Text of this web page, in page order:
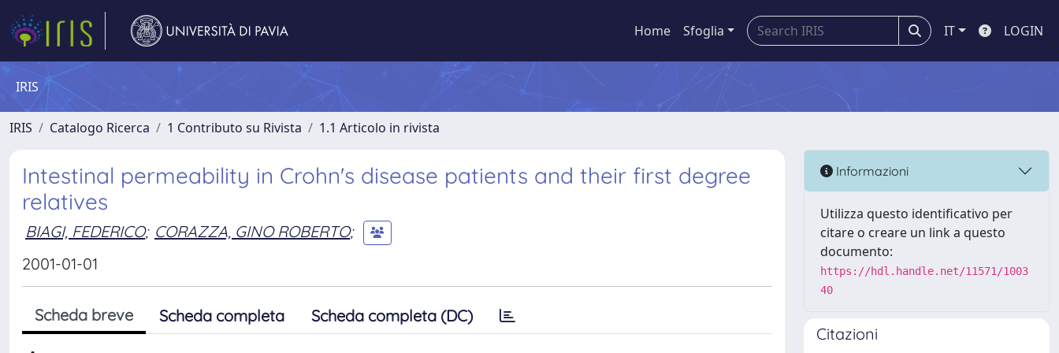
Home Sfoglia IT LOGIN
IRIS
IRIS Catalogo Ricerca 1 Contributo su Rivista 1.1 Articolo in rivista
Intestinal permeability in Crohn's disease patients and their first degree
relatives
BIAGI, FEDERICO; CORAZZA, GINO ROBERTO;
2001-01-01
Scheda breve Scheda completa Scheda completa (DC)
Informazioni
Utilizza questo identificativo per
citare o creare un link a questo
documento:
https://hdl.handle.net/11571/1003
40
Citazioni